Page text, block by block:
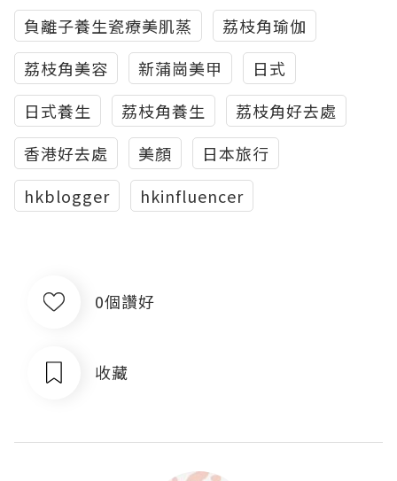
負離子養生瓷療美肌蒸
荔枝角瑜伽
荔枝角美容
新蒲崗美甲
日式
日式養生
荔枝角養生
荔枝角好去處
香港好去處
美顏
日本旅行
hkblogger
hkinfluencer
0個讚好
收藏